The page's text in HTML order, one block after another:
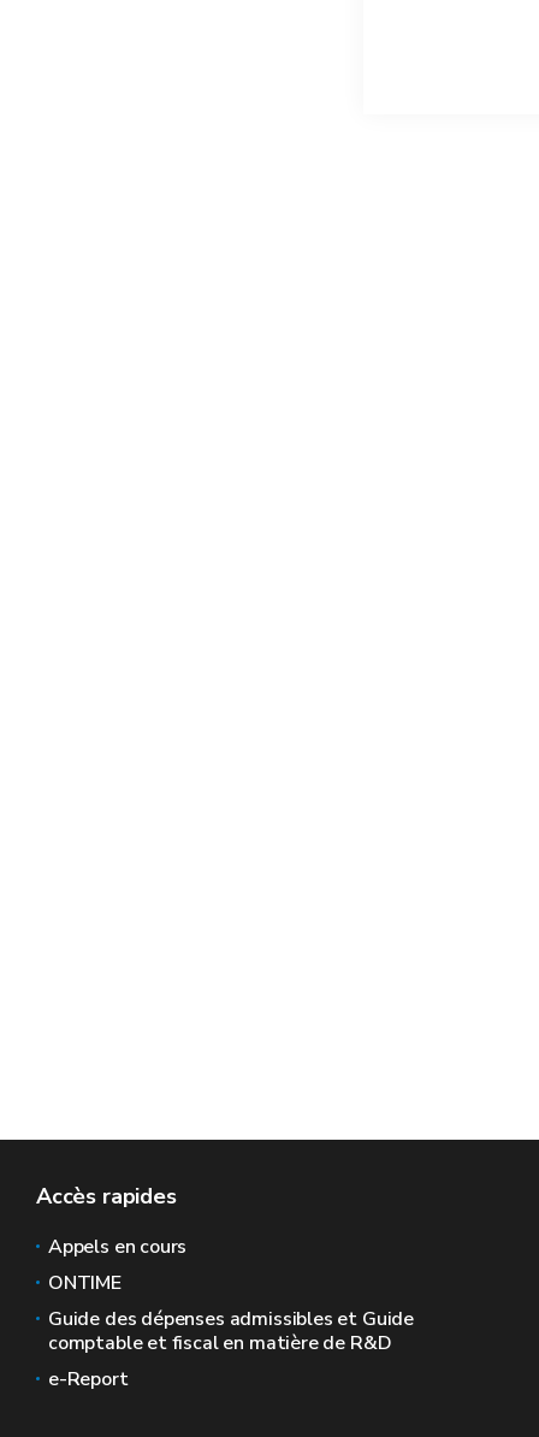
Accès rapides
Appels en cours
ONTIME
Guide des dépenses admissibles et Guide
comptable et fiscal en matière de R&D
e-Report